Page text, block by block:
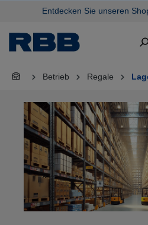
springenEntdecken Sie unseren
Betrieb Regale